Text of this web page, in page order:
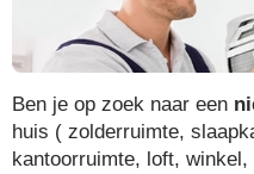
Ben je op zoek naar een
huis ( zolderruimte,
kantoorruimte, loft,